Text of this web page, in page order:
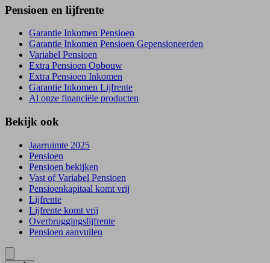
Pensioen en lijfrente
Garantie Inkomen Pensioen
Garantie Inkomen Pensioen Gepensioneerden
Variabel Pensioen
Extra Pensioen Opbouw
Extra Pensioen Inkomen
Garantie Inkomen Lijfrente
Al onze financiële producten
Bekijk ook
Jaarruimte 2025
Pensioen
Pensioen bekijken
Vast of Variabel Pensioen
Pensioenkapitaal komt vrij
Lijfrente
Lijfrente komt vrij
Overbruggingslijfrente
Pensioen aanvullen